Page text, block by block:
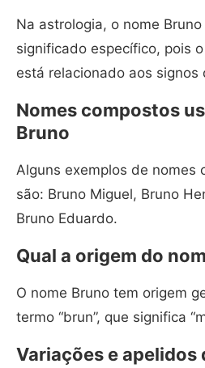
Na astrologia, o nome
significado específico, pois
está relacionado aos signos
Nomes compostos
Bruno
Alguns exemplos de nomes
são: Bruno Miguel, Bruno
Bruno Eduardo.
Qual a origem do
O nome Bruno tem origem
termo “brun”, que significa
Variações e apelidos